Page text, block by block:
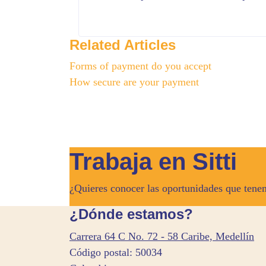
Related Articles
Forms of payment do you accept
How secure are your payment
Trabaja en Sitti
¿Quieres conocer las oportunidades que
¿Dónde estamos?
Carrera 64 C No. 72 - 58 Caribe, Medellín
Código postal: 50034